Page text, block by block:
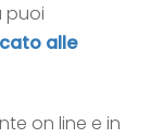
puoi
alle
on line e in